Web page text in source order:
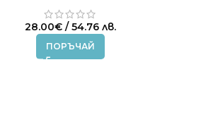
28.00€/ 54.76 лв.
ПОРЪЧАЙ